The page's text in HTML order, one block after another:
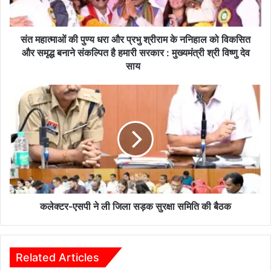
ण्य
श्री
म
के
न
नि
हा
वि
सि
त
संत महात्माओं की पुण्य धरा और प्रभु श्रीराम के ननिहाल को विकसित
और समृद्ध बनाने संकल्पित है हमारी सरकार : मुख्यमंत्री श्री विष्णु देव
साय
-
ए
स
पी
ने
क
कलेक्टर-एसपी ने ली जिला सड़क सुरक्षा समिति की बैठक
Related Articles